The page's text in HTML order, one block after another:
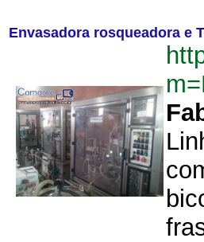
Envasadora rosqueadora e